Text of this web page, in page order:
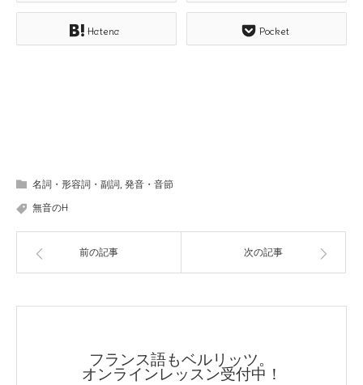
Hatena Pocket
名詞・形容詞・副詞, 発音・音節
無音のH
前の記事 次の記事
フランス語もベルリッツ。
オンラインレッスン受付中！